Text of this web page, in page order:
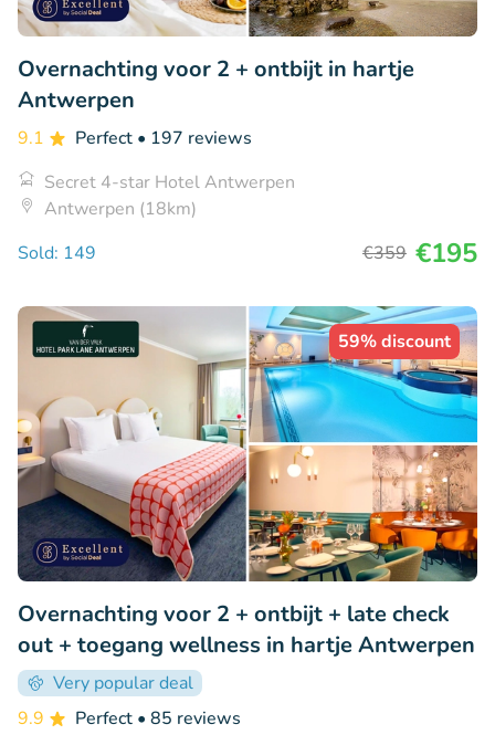
Overnachting voor 2 + ontbijt in hartje
Antwerpen
9.1 Perfect • 197 reviews
Secret 4-star Hotel Antwerpen
Antwerpen (18km)
Sold: 149
€359 €195
59% discount
Overnachting voor 2 + ontbijt + late check
out + toegang wellness in hartje Antwerpen
Very popular deal
9.9
Perfect • 85 reviews